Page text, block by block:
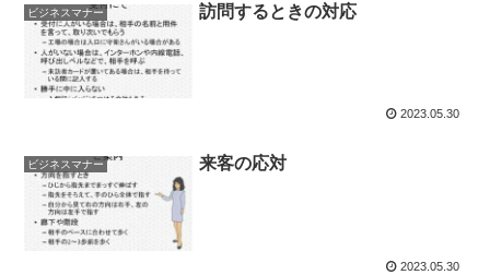
ビジネスマナー 訪問するときの対応
2023.05.30
ビジネスマナー 来客の応対
2023.05.30